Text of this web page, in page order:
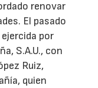
renovar
El pasado
por
S.A.U., con
Ruiz,
quien